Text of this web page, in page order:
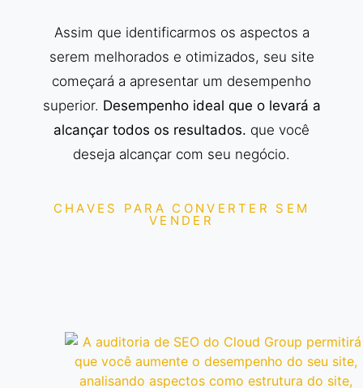
Assim que identificarmos os aspectos a
serem melhorados e otimizados, seu site
começará a apresentar um desempenho
superior. Desempenho ideal que o levará a
alcançar todos os resultados. que você
deseja alcançar com seu negócio.
CHAVES PARA CONVERTER SEM
VENDER